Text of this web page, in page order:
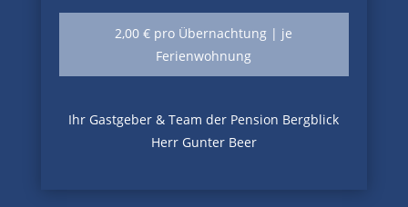
2,00 € pro Übernachtung | je
Ferienwohnung
Ihr Gastgeber & Team der Pension Bergblick
Herr Gunter Beer